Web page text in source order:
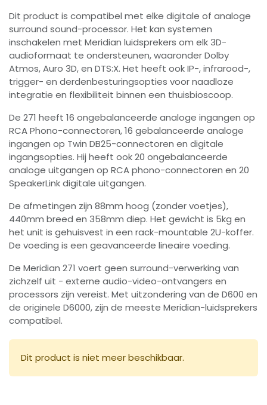
Dit product is compatibel met elke digitale of analoge
surround sound-processor. Het kan systemen
inschakelen met Meridian luidsprekers om elk 3D-
audioformaat te ondersteunen, waaronder Dolby
Atmos, Auro 3D, en DTS:X. Het heeft ook IP-, infrarood-,
trigger- en derdenbesturingsopties voor naadloze
integratie en flexibiliteit binnen een thuisbioscoop.
De 271 heeft 16 ongebalanceerde analoge ingangen op
RCA Phono-connectoren, 16 gebalanceerde analoge
ingangen op Twin DB25-connectoren en digitale
ingangsopties. Hij heeft ook 20 ongebalanceerde
analoge uitgangen op RCA phono-connectoren en 20
SpeakerLink digitale uitgangen.
De afmetingen zijn 88mm hoog (zonder voetjes),
440mm breed en 358mm diep. Het gewicht is 5kg en
het unit is gehuisvest in een rack-mountable 2U-koffer.
De voeding is een geavanceerde lineaire voeding.
De Meridian 271 voert geen surround-verwerking van
zichzelf uit - externe audio-video-ontvangers en
processors zijn vereist. Met uitzondering van de D600 en
de originele D6000, zijn de meeste Meridian-luidsprekers
compatibel.
Dit product is niet meer beschikbaar.